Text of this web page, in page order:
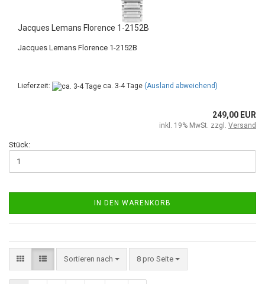
Jacques Lemans Florence 1-2152B
Jacques Lemans Florence 1-2152B
Lieferzeit: ca. 3-4 Tage (Ausland abweichend)
249,00 EUR
inkl. 19% MwSt. zzgl. Versand
Stück:
IN DEN WARENKORB
Sortieren nach 8 pro Seite